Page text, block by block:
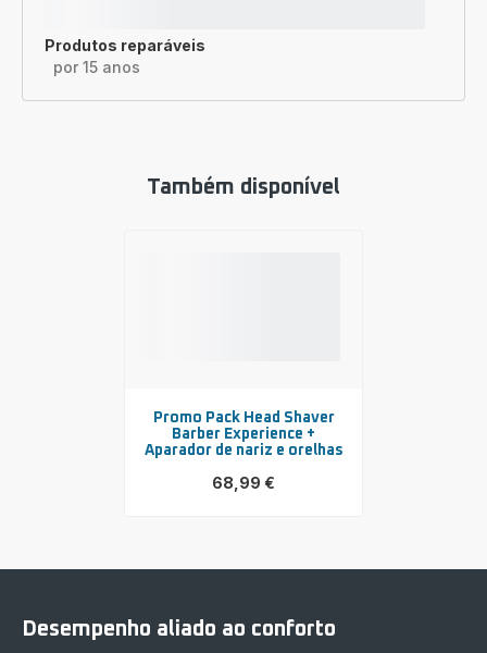
Produtos reparáveis
por 15 anos
Também disponível
Promo Pack Head Shaver
Barber Experience +
Aparador de nariz e orelhas
68,99 €
Promo
Barber
Desempenho aliado ao conforto